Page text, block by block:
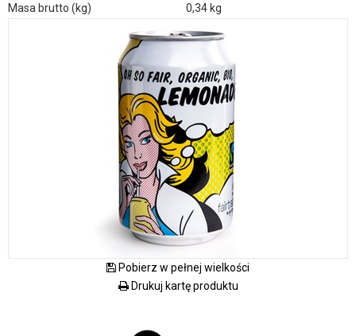
Masa brutto (kg)
0,34 kg
Pobierz w pełnej wielkości
Drukuj kartę produktu